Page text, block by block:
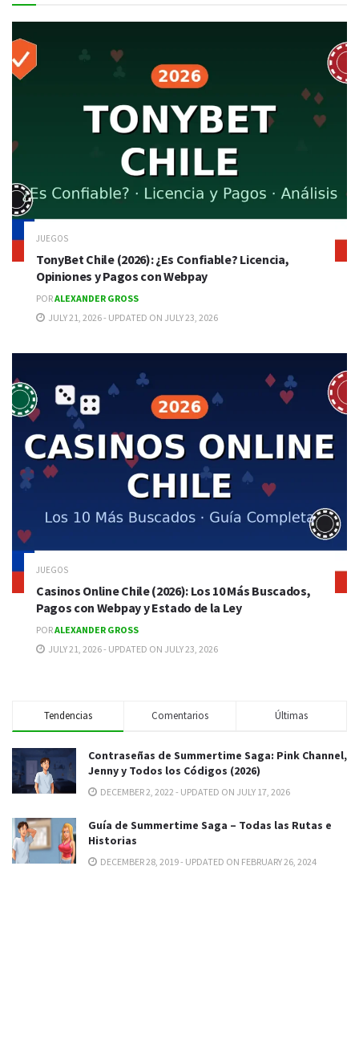
JUEGOS
TonyBet Chile (2026): ¿Es Confiable? Licencia,
Opiniones y Pagos con Webpay
PORALEXANDER GROSS
JULY 21, 2026 - UPDATED ON JULY 23, 2026
JUEGOS
Casinos Online Chile (2026): Los 10 Más Buscados,
Pagos con Webpay y Estado de la Ley
PORALEXANDER GROSS
JULY 21, 2026 - UPDATED ON JULY 23, 2026
Tendencias Comentarios Últimas
Contraseñas de Summertime Saga: Pink Channel,
Jenny y Todos los Códigos (2026)
DECEMBER 2, 2022 - UPDATED ON JULY 17, 2026
Guía de Summertime Saga – Todas las Rutas e
Historias
DECEMBER 28, 2019 - UPDATED ON FEBRUARY 26, 2024